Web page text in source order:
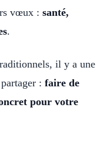
vœux : santé,
.
il y a une
: faire de
pour votre